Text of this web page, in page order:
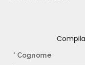
* Cognome